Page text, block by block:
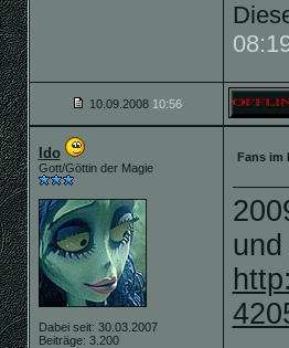
10.09.2008 10:56
Ido
Gott/Göttin der Magie
Dabei seit: 30.03.2007
Beiträge: 3.200
Fans im